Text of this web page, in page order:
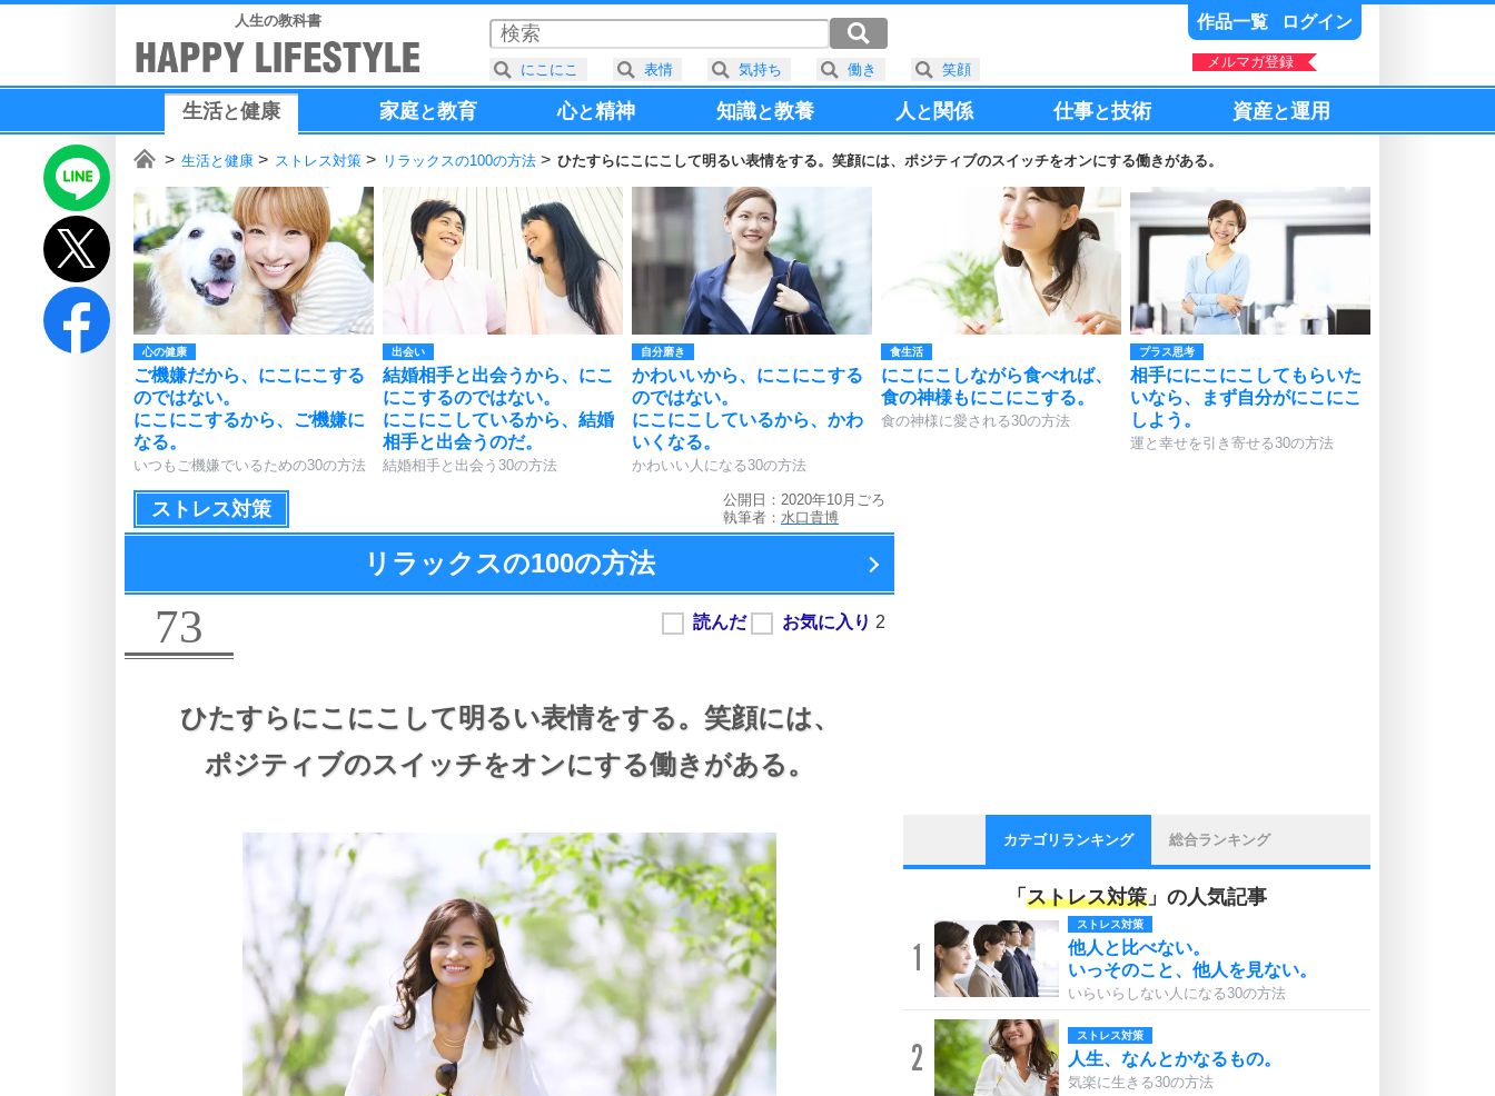
人生の教科書 作品一覧 ログイン
メルマガ登録
生活と健康 家庭と教育 心と精神 知識と教養 人と 関係 仕事と技術 資産と運用
生活と健康 ストレス対策 リラックスの100の方法 ひたすらにこにこして明るい表情をする。笑顔には、ポジティブのスイッチをオンにする働きがある。
心の健康
ご機嫌だから、にこにこする
のではない。
にこにこするから、ご機嫌に
なる。
いつもご機嫌でいるための30の方法
出会い
結婚相手と出会うから、にこ
にこするのではない。
にこにこしているから、結婚
相手と出会うのだ。
結婚相手と出会う30の方法
自分磨き
かわいいから、にこにこする
のではない。
にこにこしているから、かわ
いくなる。
かわいい人になる30の方法
食生活
にこにこしながら食べれば、
食の神様もにこにこする。
食の神様に愛される30の方法
プラス思考
相手ににこにこしてもらいた
いなら、まず自分がにこにこ
しよう。
運と幸せを引き寄せる30の方法
ストレス対策
公開日：2020年10月ごろ
執筆者： 水口貴博
リラックスの100の方法
73
ひたすらにこにこして明るい表情をする。 笑顔には、
ポジティブのスイッチをオンにする働きがある。
カテゴリランキング 総合ランキング
「 ストレス対策 」の人気記事
1
ストレス対策
他人と比べない。
いっそのこと、他人を見ない。
いらいらしない人になる30の方法
2
ストレス対策
人生、なんとかなるもの。
気楽に生きる30の方法
にこにこ 表情 気持ち 働き 笑顔